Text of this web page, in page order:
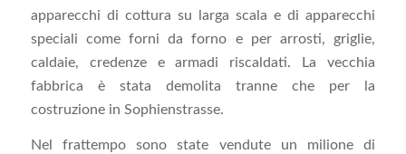
apparecchi di cottura su larga scala e di apparecchi
speciali come forni da forno e per arrosti, griglie,
caldaie, credenze e armadi riscaldati. La vecchia
fabbrica è stata demolita tranne che per la
costruzione in Sophienstrasse.
Nel frattempo sono state vendute un milione di